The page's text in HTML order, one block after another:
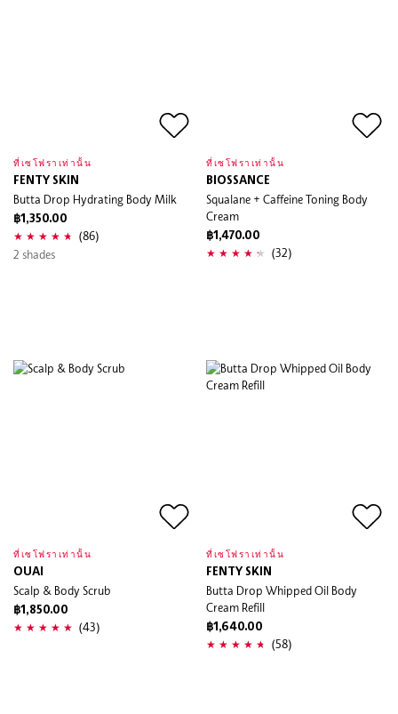
ที่เซโฟราเท่านั้น
FENTY SKIN
Butta Drop Hydrating Body Milk
฿1,350.00
(86)
2 shades
ที่เซโฟราเท่านั้น
BIOSSANCE
Squalane + Caffeine Toning Body
Cream
฿1,470.00
(32)
ที่เซโฟราเท่านั้น
OUAI
Scalp & Body Scrub
฿1,850.00
(43)
ที่เซโฟราเท่านั้น
FENTY SKIN
Butta Drop Whipped Oil Body
Cream Refill
฿1,640.00
(58)